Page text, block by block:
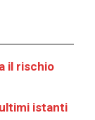
il rischio
istanti